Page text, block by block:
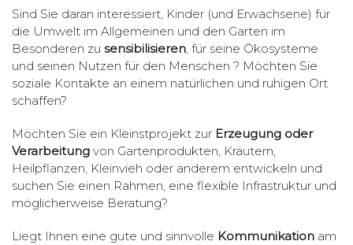
Sind Sie daran interessiert, Kinder (und Erwachsene) für
die Umwelt im Allgemeinen und den Garten im
Besonderen zu sensibilisieren, für seine Ökosysteme
und seinen Nutzen für den Menschen ? Möchten Sie
soziale Kontakte an einem natürlichen und ruhigen Ort
schaffen?
Möchten Sie ein Kleinstprojekt zur Erzeugung oder
Verarbeitung von Gartenprodukten, Kräutern,
Heilpflanzen, Kleinvieh oder anderem entwickeln und
suchen Sie einen Rahmen, eine flexible Infrastruktur und
möglicherweise Beratung?
Liegt Ihnen eine gute und sinnvolle Kommunikation am